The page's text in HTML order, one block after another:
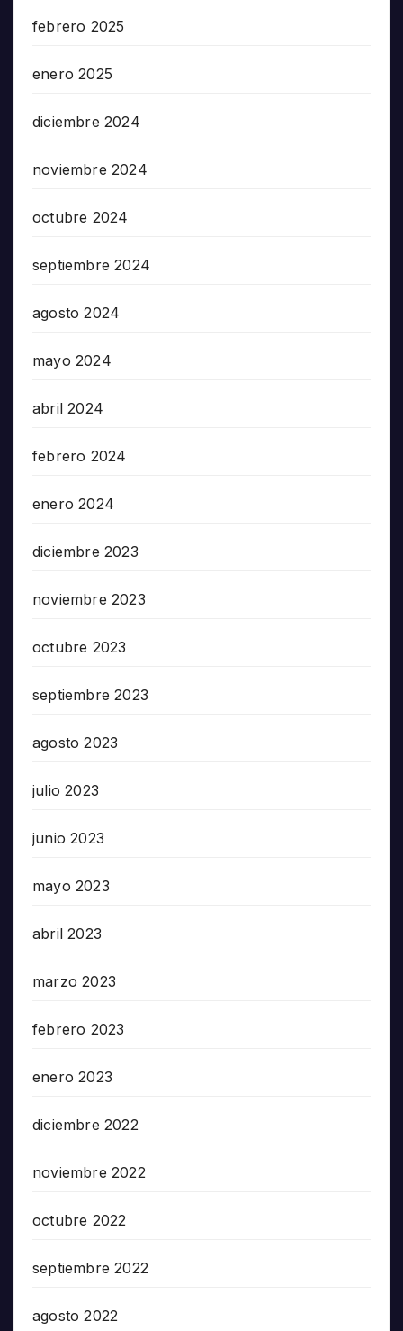
febrero 2025
enero 2025
diciembre 2024
noviembre 2024
octubre 2024
septiembre 2024
agosto 2024
mayo 2024
abril 2024
febrero 2024
enero 2024
diciembre 2023
noviembre 2023
octubre 2023
septiembre 2023
agosto 2023
julio 2023
junio 2023
mayo 2023
abril 2023
marzo 2023
febrero 2023
enero 2023
diciembre 2022
noviembre 2022
octubre 2022
septiembre 2022
agosto 2022